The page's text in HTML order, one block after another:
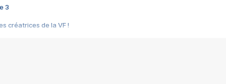
3
créatrices de la VF !